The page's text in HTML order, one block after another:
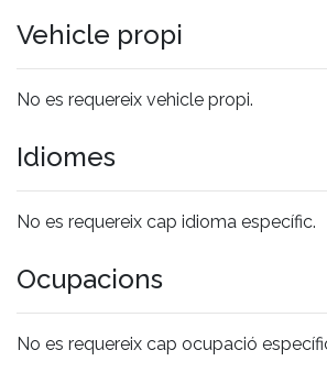
Vehicle propi
No es requereix vehicle propi.
Idiomes
No es requereix cap idioma específic.
Ocupacions
No es requereix cap ocupació